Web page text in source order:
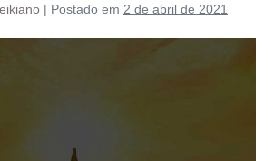
| Postado em 2 de abril de 2021